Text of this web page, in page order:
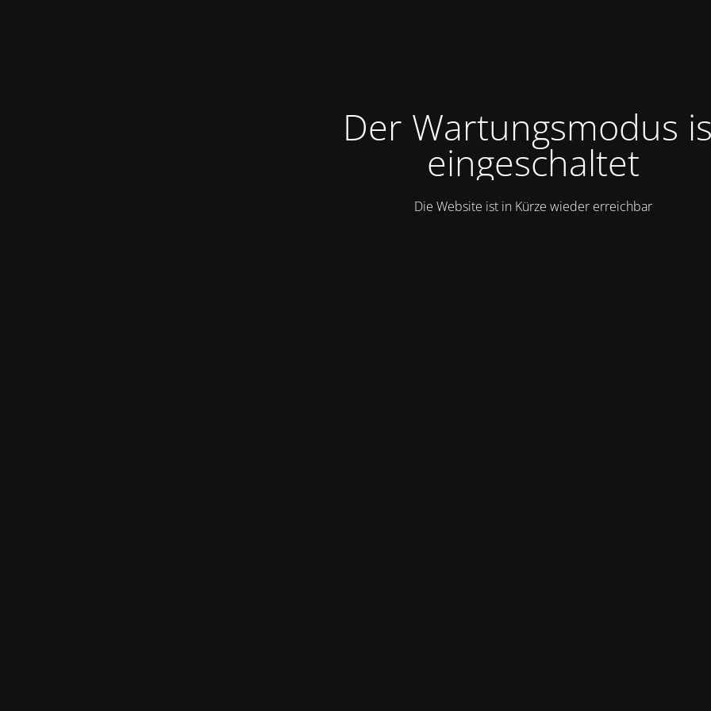
Der Wartungsmodus
eingeschaltet
Die Website ist in Kürze wieder erreichbar